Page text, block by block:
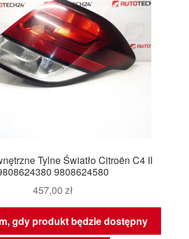
Tylne Światło Citroën C4 II
9808624580
457,00 zł
gdy produkt będzie dostępny